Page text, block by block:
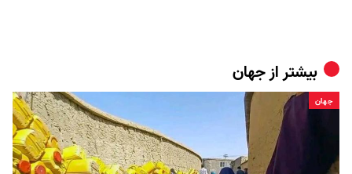
بیشتر ازجهان
جهان